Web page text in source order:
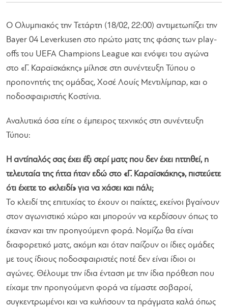
Ο Ολυμπιακός την Τετάρτη (18/02, 22:00) αντιμετωπίζει την
Bayer 04 Leverkusen στο πρώτο ματς της φάσης των play-
offs του UEFA Champions League και ενόψει του αγώνα
στο «Γ. Καραϊσκάκης» μίλησε στη συνέντευξη Τύπου ο
προπονητής της ομάδας, Χοσέ Λουίς Μεντιλίμπαρ, και ο
ποδοσφαιριστής Κοστίνια.
Αναλυτικά όσα είπε ο έμπειρος τεχνικός στη συνέντευξη
Τύπου:
Η αντίπαλός σας έχει έξι σερί ματς που δεν έχει ηττηθεί, η
τελευταία της ήττα ήταν εδώ στο «Γ. Καραϊσκάκης», πιστεύετε
ότι έχετε το «κλειδί» για να χάσει και πάλι;
Το κλειδί της επιτυχίας το έχουν οι παίκτες, εκείνοι βγαίνουν
στον αγωνιστικό χώρο και μπορούν να κερδίσουν όπως το
έκαναν και την προηγούμενη φορά. Νομίζω θα είναι
διαφορετικό ματς, ακόμη και όταν παίζουν οι ίδιες ομάδες
με τους ίδιους ποδοσφαιριστές ποτέ δεν είναι ίδιοι οι
αγώνες. Θέλουμε την ίδια ένταση με την ίδια πρόθεση που
είχαμε την προηγούμενη φορά να είμαστε σοβαροί,
συγκεντρωμένοι και να κυλήσουν τα πράγματα καλά όπως